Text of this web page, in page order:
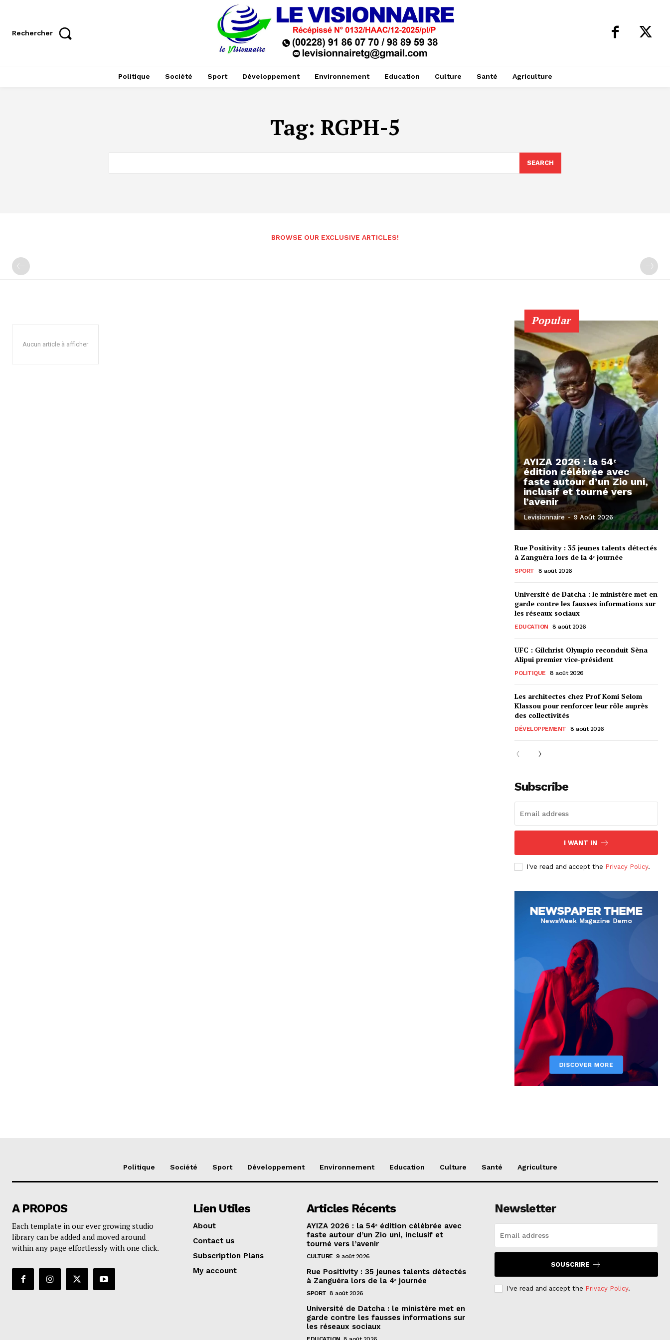
Rechercher
Politique Société Sport Développement Environnement Education Culture Santé Agriculture
Tag: RGPH-5
SEARCH
BROWSE OUR EXCLUSIVE ARTICLES!
Aucun article à afficher
Popular
AYIZA 2026 : la 54ᵉ
édition célébrée avec
faste autour d’un Zio uni,
inclusif et tourné vers
l’avenir
Levisionnaire - 9 Août 2026
Rue Positivity : 35 jeunes talents détectés
à Zanguéra lors de la 4ᵉ journée
SPORT 8 août 2026
Université de Datcha : le ministère met en
garde contre les fausses informations sur
les réseaux sociaux
EDUCATION 8 août 2026
UFC : Gilchrist Olympio reconduit Sèna
Alipui premier vice-président
POLITIQUE 8 août 2026
Les architectes chez Prof Komi Selom
Klassou pour renforcer leur rôle auprès
des collectivités
DÉVELOPPEMENT 8 août 2026
Subscribe
I WANT IN
I've read and accept the Privacy Policy.
Politique Société Sport Développement Environnement Education Culture Santé Agriculture
A PROPOS
Each template in our ever growing studio
library can be added and moved around
within any page effortlessly with one click.
Lien Utiles
About
Contact us
Subscription Plans
My account
Articles Récents
AYIZA 2026 : la 54ᵉ édition célébrée avec
faste autour d’un Zio uni, inclusif et
tourné vers l’avenir
CULTURE 9 août 2026
Rue Positivity : 35 jeunes talents détectés
à Zanguéra lors de la 4ᵉ journée
SPORT 8 août 2026
Université de Datcha : le ministère met en
garde contre les fausses informations sur
les réseaux sociaux
Newsletter
SOUSCRIRE
I've read and accept the Privacy Policy.